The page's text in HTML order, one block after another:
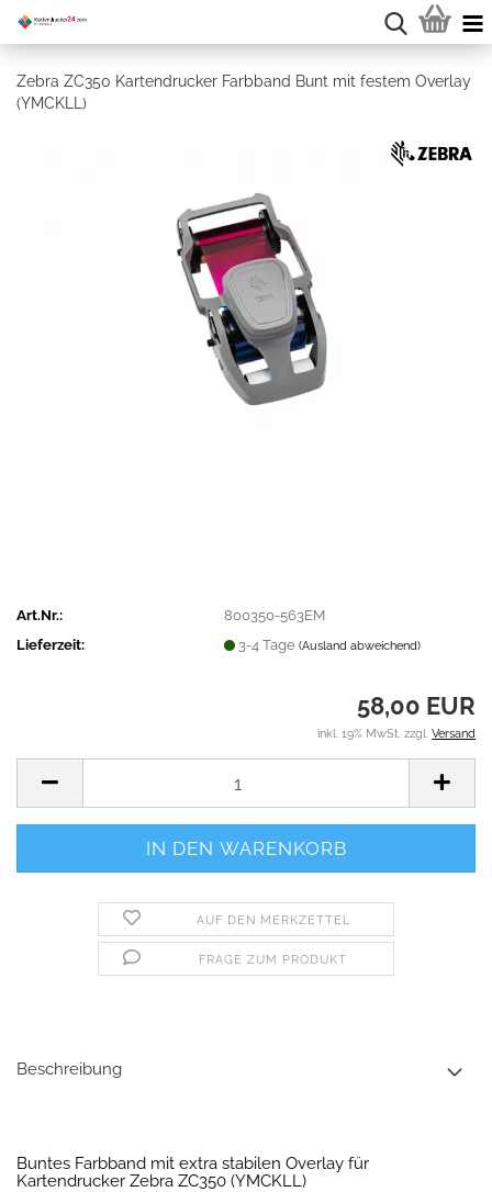
Zebra ZC350 Kartendrucker Farbband Bunt mit festem Overlay
(YMCKLL)
Art.Nr.:
800350-563EM
Lieferzeit:
3-4 Tage(Ausland abweichend)
58,00 EUR
inkl. 19% MwSt. zzgl. Versand
AUF DEN MERKZETTEL
FRAGE ZUM PRODUKT
Beschreibung
Buntes Farbband mit extra stabilen Overlay für
Kartendrucker Zebra ZC350 (YMCKLL)